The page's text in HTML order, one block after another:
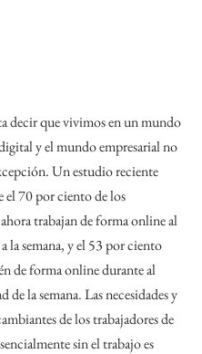
decir que vivimos en un mundo
y el mundo empresarial no
Un estudio reciente
el 70 por ciento de los
trabajan de forma online al
la semana, y el 53 por ciento
de forma online durante al
de la semana. Las necesidades y
de los trabajadores de
sin el trabajo es